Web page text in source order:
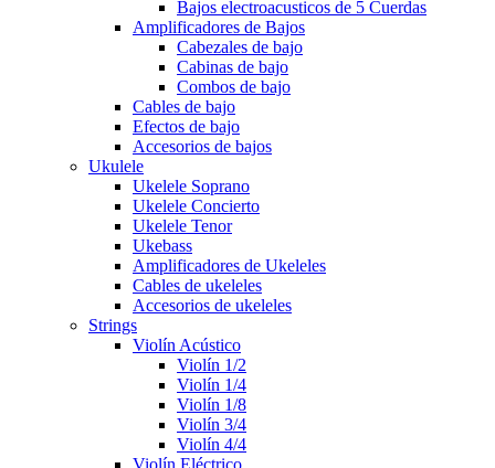
Bajos electroacusticos de 5 Cuerdas
Amplificadores de Bajos
Cabezales de bajo
Cabinas de bajo
Combos de bajo
Cables de bajo
Efectos de bajo
Accesorios de bajos
Ukulele
Ukelele Soprano
Ukelele Concierto
Ukelele Tenor
Ukebass
Amplificadores de Ukeleles
Cables de ukeleles
Accesorios de ukeleles
Strings
Violín Acústico
Violín 1/2
Violín 1/4
Violín 1/8
Violín 3/4
Violín 4/4
Violín Eléctrico